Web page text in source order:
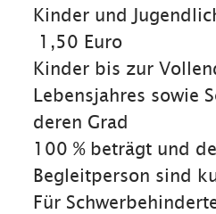
Kinder und
1,50 Euro
Kinder bis zur
Lebensjahres sowie
deren Grad
100 % beträgt und
Begleitperson sind
Für